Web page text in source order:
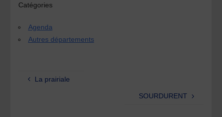
Catégories
Agenda
Autres départements
La prairiale
SOURDURENT